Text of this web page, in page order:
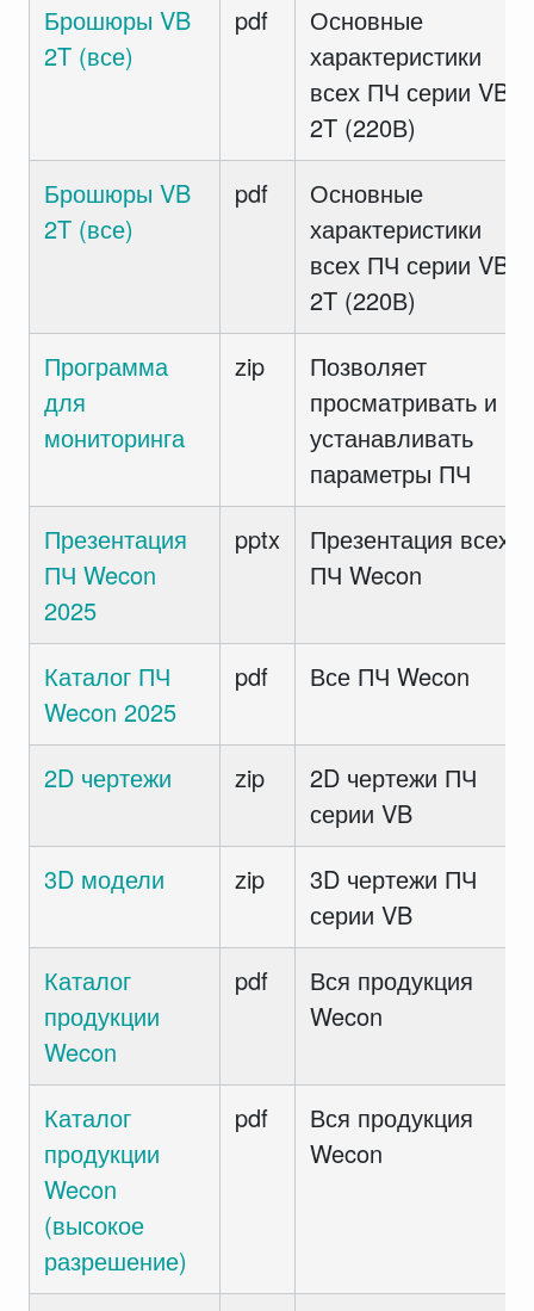
Брошюры VB
2T (все)
pdf
Основные
характеристики
всех ПЧ серии VB
2T (220В)
Брошюры VB
2T (все)
pdf
Основные
характеристики
всех ПЧ серии VB
2T (220В)
Программа
для
мониторинга
zip
Позволяет
просматривать и
устанавливать
параметры ПЧ
Презентация
ПЧ Wecon
2025
pptx
Презентация всех
ПЧ Wecon
Каталог ПЧ
Wecon 2025
pdf Все ПЧ Wecon
2D чертежи zip
2D чертежи ПЧ
серии VB
3D модели
zip
3D чертежи ПЧ
серии VB
Каталог
продукции
Wecon
pdf
Вся продукция
Wecon
Каталог
продукции
Wecon
(высокое
разрешение)
pdf
Вся продукция
Wecon